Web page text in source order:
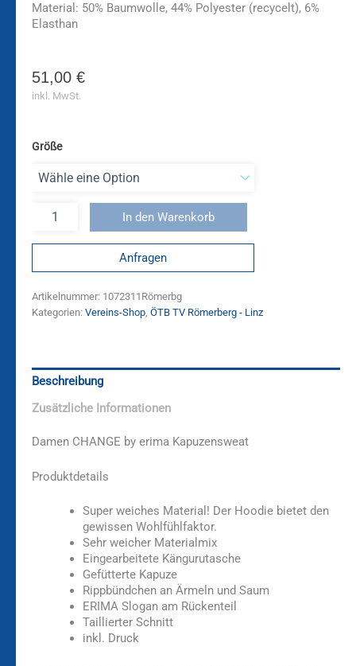
Material: 50% Baumwolle, 44% Polyester (recycelt), 6%
Elasthan
51,00 €
inkl. MwSt.
Größe
In den Warenkorb
Anfragen
Artikelnummer: 1072311Römerbg
Kategorien: Vereins-Shop, ÖTB TV Römerberg - Linz
Beschreibung
Zusätzliche Informationen
Damen CHANGE by erima Kapuzensweat
Produktdetails
Super weiches Material! Der Hoodie bietet den
gewissen Wohlfühlfaktor.
Sehr weicher Materialmix
Eingearbeitete Kängurutasche
Gefütterte Kapuze
Rippbündchen an Ärmeln und Saum
ERIMA Slogan am Rückenteil
Taillierter Schnitt
inkl. Druck